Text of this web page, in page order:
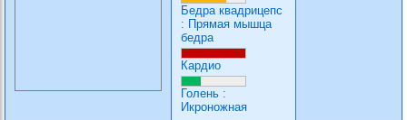
Бедра квадрицепс
: Прямая мышца
бедра
Кардио
Голень :
Икроножная